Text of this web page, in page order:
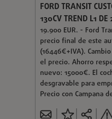
FORD TRANSIT
130CV TREND L1
19.900 EUR. - Ford
precio final de este
(16446€+IVA).
el precio. Ahorro
nuevo: 15000€. El
desgravable para
Precio con Campana